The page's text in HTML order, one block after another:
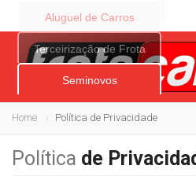
Aluguel de Carros
Terceirização de Frota
Seminovos
Home Política de Privacidade
Política de